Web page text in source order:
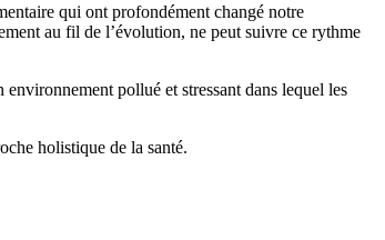
qui ont profondément changé notre
au fil de l’évolution, ne peut suivre ce rythme
pollué et stressant dans lequel les
holistique de la santé.